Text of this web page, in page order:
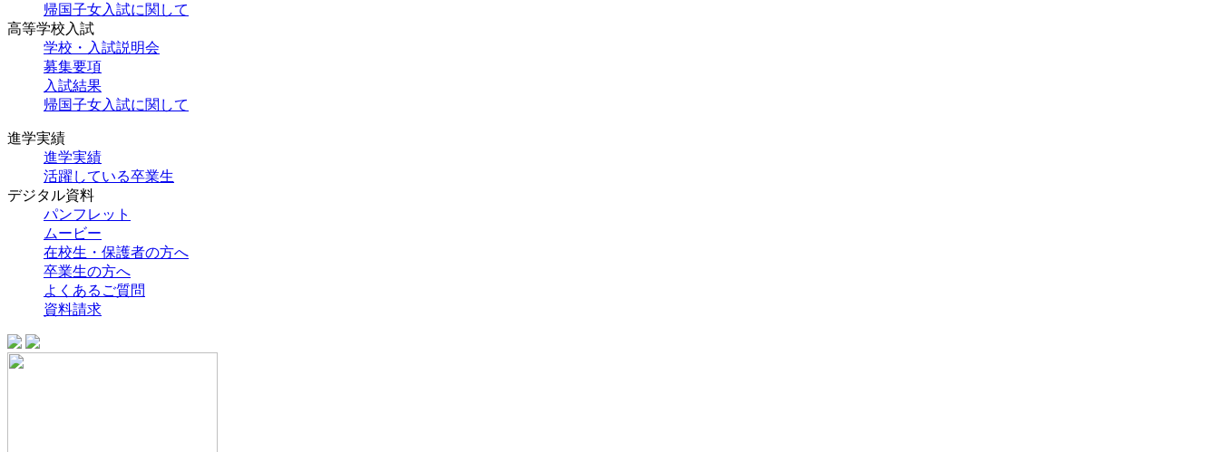
帰国子女入試に関して
高等学校入試
学校・入試説明会
募集要項
入試結果
帰国子女入試に関して
進学実績
進学実績
活躍している卒業生
デジタル資料
パンフレット
ムービー
在校生・保護者の方へ
卒業生の方へ
よくあるご質問
資料請求